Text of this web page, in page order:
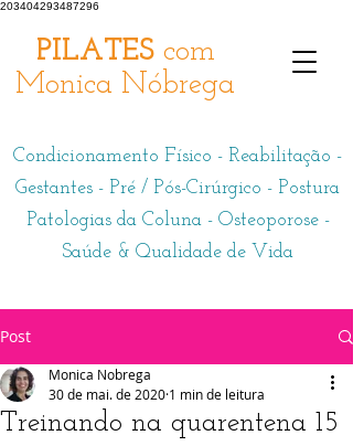
203404293487296
PILATES com
Monica Nóbrega
Condicionamento Físico - Reabilitação -
Gestantes - Pré / Pós-Cirúrgico - Postura
Patologias da Coluna - Osteoporose -
Saúde & Qualidade de Vida
Post
Treinando na quarentena 15
Monica Nobrega
30 de mai. de 2020 1 min de leitura